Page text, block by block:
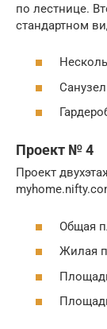
по лестнице.
стандартном
Проект № 4
Проект
Общая
Жилая